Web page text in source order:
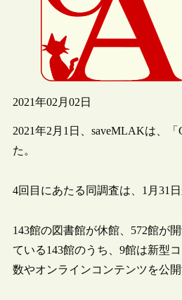
2021年02月02日
2021年2月1日、saveMLAKは、
た。
4回目にあたる同調査は、1月31
143館の図書館が休館、572館が
ている143館のうち、9館は新型
数やオンラインコンテンツを公